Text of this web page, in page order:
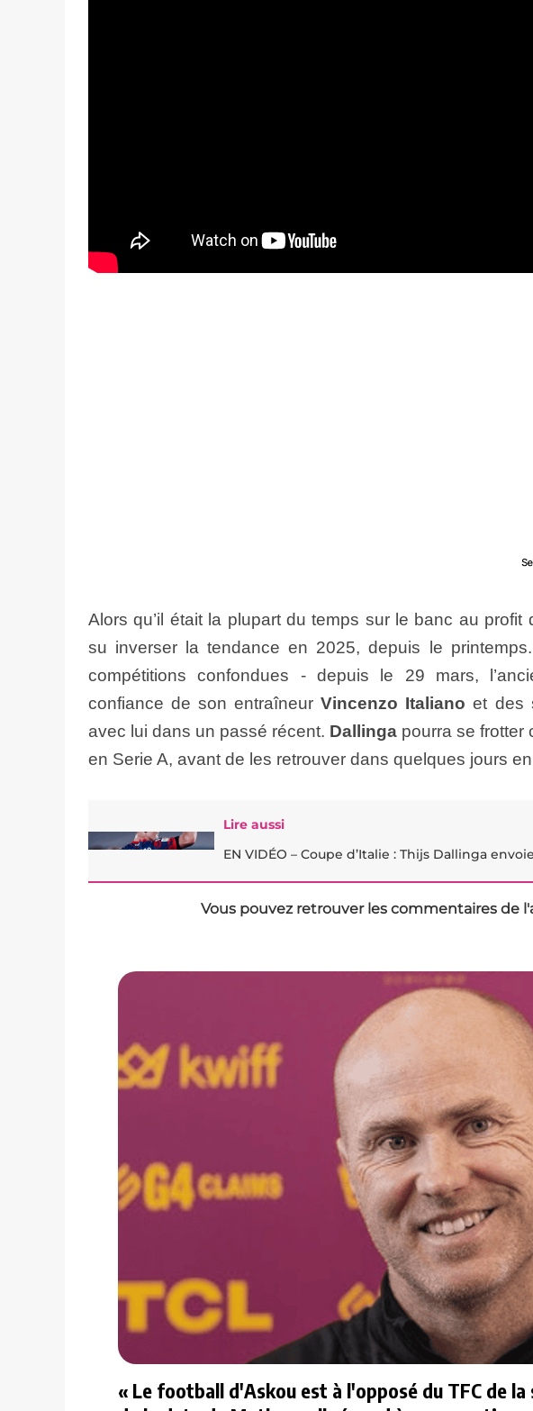
Alors qu’il était la plupart du temps sur le banc au
su inverser la tendance en 2025, depuis le
compétitions confondues - depuis le 29 mars,
confiance de son entraîneurVincenzo Italiano et des
avec lui dans un passé récent. Dallinga pourra se frotter
en Serie A, avant de les retrouver dans quelques jours
Lire aussi
EN VIDÉO – Coupe d’Italie : Thijs Dallinga
Vous pouvez retrouver les commentaires de
« Le football d'Askou est à l'opposé du TFC de